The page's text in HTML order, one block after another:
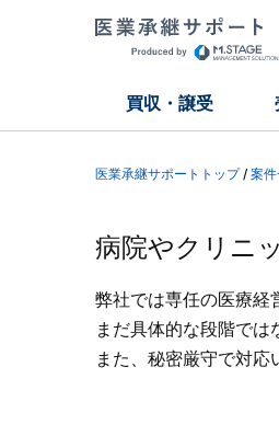
買収・譲受
医業承継サポートトップ/ 案
病院やクリニ
弊社では専任の医療経
まだ具体的な段階では
また、秘密厳守で対応